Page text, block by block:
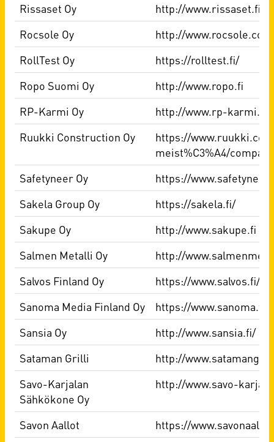
Rissaset Oy
http://www.rissaset.fi
Rocsole Oy
http://www.rocsole.com
RollTest Oy
https://rolltest.fi/
Ropo Suomi Oy
http://www.ropo.fi
RP-Karmi Oy
http://www.rp-karmi.fi
Ruukki Construction Oy
https://
meist%C3%A4/
Safetyneer Oy
https://
Sakela Group Oy
https://sakela.fi/
Sakupe Oy
http://www.sakupe.fi
Salmen Metalli Oy
http://
Salvos Finland Oy
https://www.salvos.fi/
Sanoma Media Finland Oy
https://www.sanoma.fi/
Sansia Oy
http://www.sansia.fi/
Sataman Grilli
http://
Savo-Karjalan
Sähkökone Oy
http://www.savo-
Savon Aallot
https://